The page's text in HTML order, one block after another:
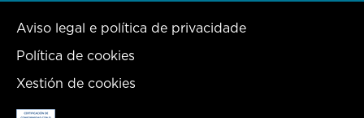
Aviso legal e política de privacidade
Política de cookies
Xestión de cookies